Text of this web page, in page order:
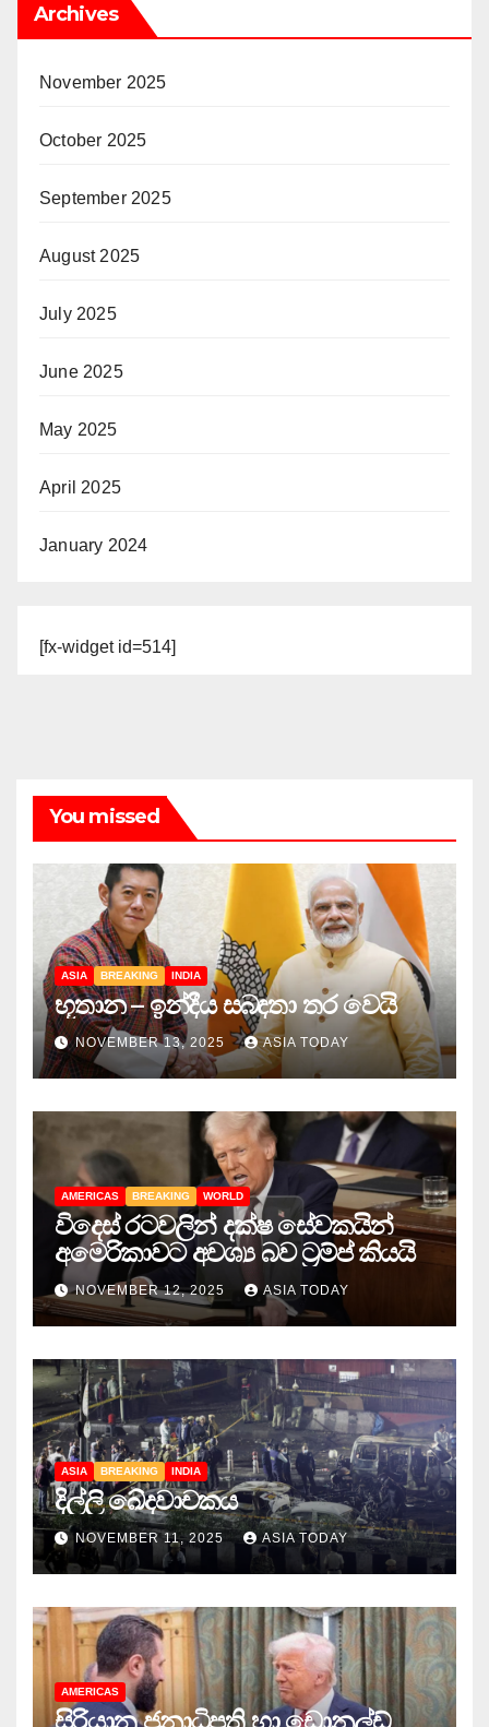
Archives
November 2025
October 2025
September 2025
August 2025
July 2025
June 2025
May 2025
April 2025
January 2024
[fx-widget id=514]
You missed
ASIA BREAKING INDIA
භූතාන – ඉන්දීය සබඳතා තර වෙයි
NOVEMBER 13, 2025 ASIA TODAY
AMERICAS BREAKING WORLD
විදෙස් රටවලින් දක්ෂ සේවකයින්
අමෙරිකාවට අවශ්‍ය බව ට්‍රම්ප් කියයි
NOVEMBER 12, 2025 ASIA TODAY
ASIA BREAKING INDIA
දිල්ලි ඛේදවාචකය
NOVEMBER 11, 2025 ASIA TODAY
AMERICAS